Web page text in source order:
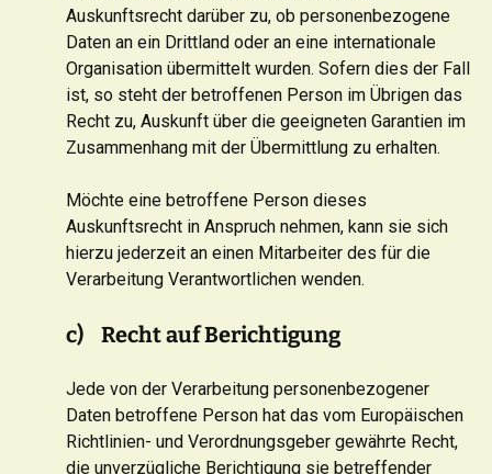
Auskunftsrecht darüber zu, ob personenbezogene
Daten an ein Drittland oder an eine internationale
Organisation übermittelt wurden. Sofern dies der Fall
ist, so steht der betroffenen Person im Übrigen das
Recht zu, Auskunft über die geeigneten Garantien im
Zusammenhang mit der Übermittlung zu erhalten.
Möchte eine betroffene Person dieses
Auskunftsrecht in Anspruch nehmen, kann sie sich
hierzu jederzeit an einen Mitarbeiter des für die
Verarbeitung Verantwortlichen wenden.
c) Recht auf Berichtigung
Jede von der Verarbeitung personenbezogener
Daten betroffene Person hat das vom Europäischen
Richtlinien- und Verordnungsgeber gewährte Recht,
die unverzügliche Berichtigung sie betreffender